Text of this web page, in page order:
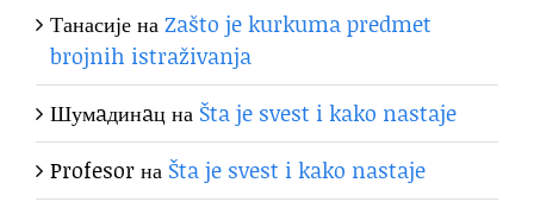
ТанасијенаZašto je kurkuma predmet
brojnih istraživanja
Шумaдинaцна Šta je svest i kako nastaje
Profesorна Šta je svest i kako nastaje